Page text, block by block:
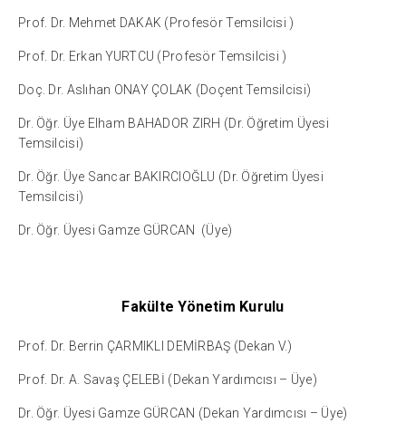
Prof. Dr. Mehmet DAKAK (Profesör Temsilcisi )
Prof. Dr. Erkan YURTCU (Profesör Temsilcisi )
Doç. Dr. Aslıhan ONAY ÇOLAK (Doçent Temsilcisi)
Dr. Öğr. Üye Elham BAHADOR ZIRH (Dr. Öğretim Üyesi
Temsilcisi)
Dr. Öğr. Üye Sancar BAKIRCIOĞLU (Dr. Öğretim Üyesi
Temsilcisi)
Dr. Öğr. Üyesi Gamze GÜRCAN (Üye)
Fakülte Yönetim Kurulu
Prof. Dr. Berrin ÇARMIKLI DEMİRBAŞ (Dekan V.)
Prof. Dr. A. Savaş ÇELEBİ (Dekan Yardımcısı – Üye)
Dr. Öğr. Üyesi Gamze GÜRCAN (Dekan Yardımcısı – Üye)